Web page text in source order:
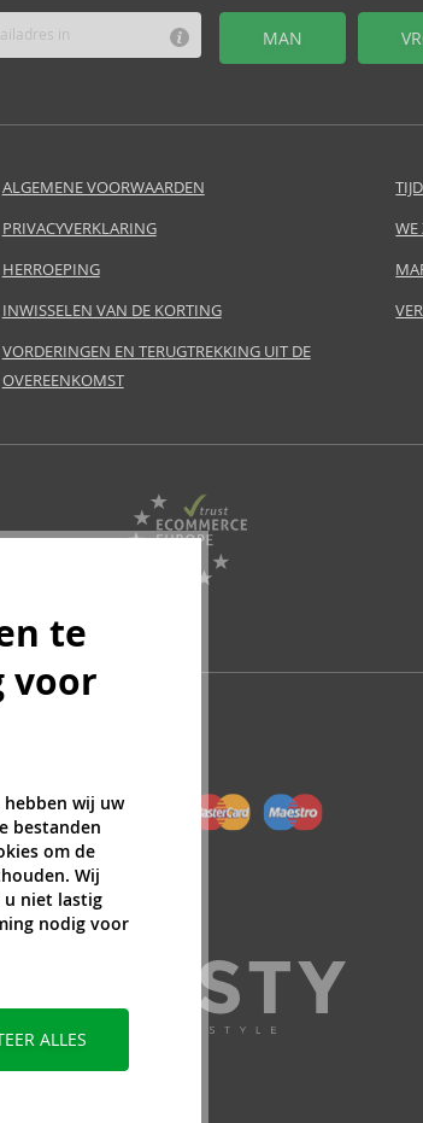
MAN
ALGEMENE VOORWAARDEN
PRIVACYVERKLARING
HERROEPING
INWISSELEN VAN DE KORTING
VORDERINGEN EN TERUGTREKKING UIT DE
OVEREENKOMST
WE
te
voor
wij uw
bestanden
om de
Wij
u niet lastig
nodig voor
ALLES